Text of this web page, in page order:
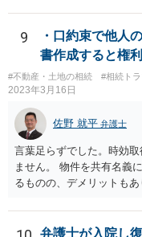
あり得ます。 今後の見通
が納得できる説明を受け
9
・口約束で他人
書作成すると権
#不動産・土地の相続 #相続ト
2023年3月16日
佐野 就平 弁護士
言葉足らずでした。時効
ません。 物件を共有名義
るものの、デメリットも
弁護士が入院し